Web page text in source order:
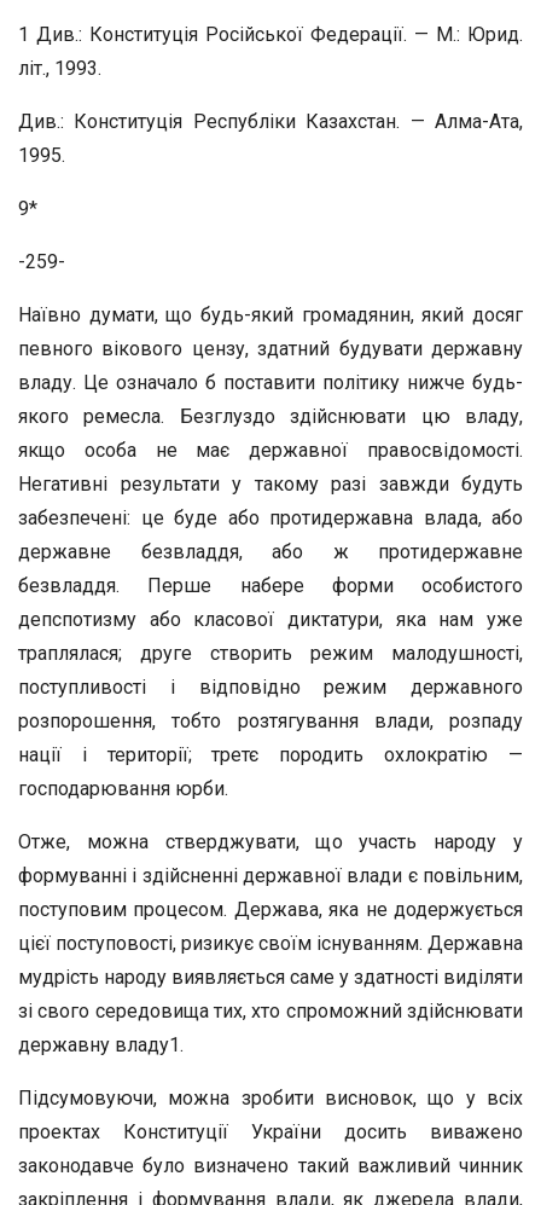
1 Див.: Конституція Російської Федерації. — М.: Юрид.
літ., 1993.
Див.: Конституція Республіки Казахстан. — Алма-Ата,
1995.
9*
-259-
Наївно думати, що будь-який громадянин, який досяг
певного вікового цензу, здатний будувати державну
владу. Це означало б поставити політику нижче будь-
якого ремесла. Безглуздо здійснювати цю владу,
якщо особа не має державної правосвідомості.
Негативні результати у такому разі завжди будуть
забезпечені: це буде або протидержавна влада, або
державне безвладдя, або ж протидержавне
безвладдя. Перше набере форми особистого
депспотизму або класової диктатури, яка нам уже
траплялася; друге створить режим малодушності,
поступливості і відповідно режим державного
розпорошення, тобто розтягування влади, розпаду
нації і території; третє породить охлократію —
господарювання юрби.
Отже, можна стверджувати, що участь народу у
формуванні і здійсненні державної влади є повільним,
поступовим процесом. Держава, яка не додержується
цієї поступовості, ризикує своїм існуванням. Державна
мудрість народу виявляється саме у здатності виділяти
зі свого середовища тих, хто спроможний здійснювати
державну владу1.
Підсумовуючи, можна зробити висновок, що у всіх
проектах Конституції України досить виважено
законодавче було визначено такий важливий чинник
закріплення і формування влади, як джерела влади,